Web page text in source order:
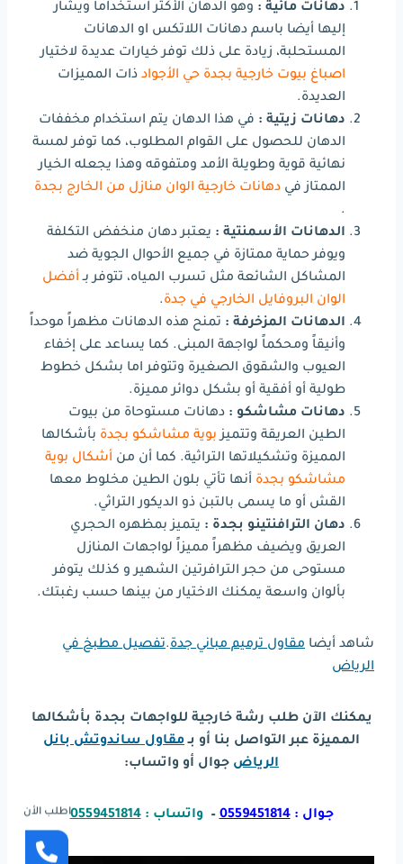
دهانات مائية : وهو الدهان الأكثر استخداماً ويشار
إليها أيضا باسم دهانات اللاتكس او الدهانات
المستحلبة، زيادة على ذلك توفر خيارات عديدة لاختيار
اصباغ بيوت خارجية بجدة حي الأجواد ذات المميزات
العديدة.
دهانات زيتية : في هذا الدهان يتم استخدام مخففات
الدهان للحصول على القوام المطلوب، كما توفر لمسة
نهائية قوية وطويلة الأمد ومتفوقه وهذا يجعله الخيار
الممتاز في دهانات خارجية الوان منازل من الخارج بجدة
.
الدهانات الأسمنتية : يعتبر دهان منخفض التكلفة
ويوفر حماية ممتازة في جميع الأحوال الجوية ضد
المشاكل الشائعة مثل تسرب المياه، تتوفر بـ أفضل
الوان البروفايل الخارجي في جدة.
الدهانات المزخرفة : تمنح هذه الدهانات مظهراً موحداً
وأنيقاً ومحكماً لواجهة المبنى. كما يساعد على إخفاء
العيوب والشقوق الصغيرة وتتوفر اما بشكل خطوط
طولية أو أفقية أو بشكل دوائر مميزة.
دهانات مشاشكو : دهانات مستوحاة من بيوت
الطين العريقة وتتميزبوية مشاشكو بجدة بأشكالها
المميزة وتشكيلاتها التراثية. كما أن من أشكال بوية
مشاشكو بجدة أنها تأتي بلون الطين مخلوط معها
القش أو ما يسمى بالتبن ذو الديكور التراثي.
دهان الترافنتينو بجدة : يتميز بمظهره الحجري
العريق ويضيف مظهراً مميزاً لواجهات المنازل
مستوحى من حجر الترافرتين الشهير و كذلك يتوفر
بألوان واسعة يمكنك الاختيار من بينها حسب رغبتك.
شاهد أيضا مقاول ترميم مباني جدة.تفصيل مطبخ في
الرياض
يمكنك الآن طلب رشة خارجية للواجهات بجدة بأشكالها
المميزة عبر التواصل بنا أو بـمقاول ساندوتش بانل
الرياض جوال أو واتساب:
جوال :0559451814
– واتساب :0559451814اطلب الأن